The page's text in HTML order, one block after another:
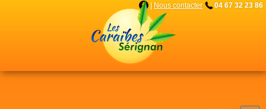
Nous contacter 04 67 32 23 86